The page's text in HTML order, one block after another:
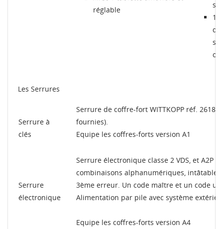
réglable
1
Les Serrures
Serrure à
clés
Serrure de coffre-fort WITTKOPP réf. 2618
fournies).
Equipe les coffres-forts version A1
Serrure
électronique
Serrure électronique classe 2 VDS, et A2P
combinaisons alphanumériques, intâtable,
3ème erreur. Un code maître et un code
Alimentation par pile avec système
Equipe les coffres-forts version A4